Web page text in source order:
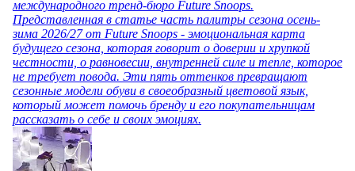
международного тренд-бюро Future Snoops.
Представленная в статье часть палитры сезона осень-
зима 2026/27 от Future Snoops - эмоциональная карта
будущего сезона, которая говорит о доверии и хрупкой
честности, о равновесии, внутренней силе и тепле, которое
не требует повода. Эти пять оттенков превращают
сезонные модели обуви в своеобразный цветовой язык,
который может помочь бренду и его покупательницам
рассказать о себе и своих эмоциях.